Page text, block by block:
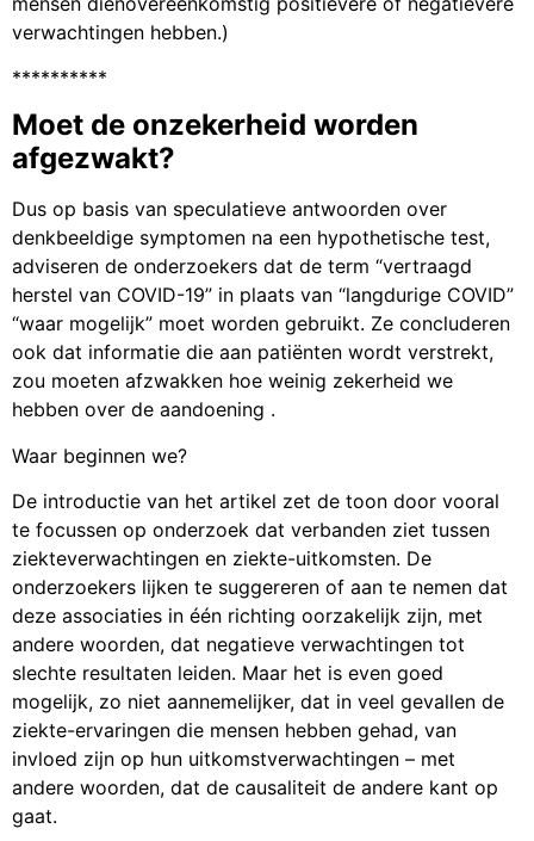
verwachtingen hebben.)
**********
Moet de onzekerheid worden
afgezwakt?
Dus op basis van speculatieve antwoorden over
denkbeeldige symptomen na een hypothetische test,
adviseren de onderzoekers dat de term “vertraagd
herstel van COVID-19” in plaats van “langdurige COVID”
“waar mogelijk” moet worden gebruikt. Ze concluderen
ook dat informatie die aan patiënten wordt verstrekt,
zou moeten afzwakken hoe weinig zekerheid we
hebben over de aandoening .
Waar beginnen we?
De introductie van het artikel zet de toon door vooral
te focussen op onderzoek dat verbanden ziet tussen
ziekteverwachtingen en ziekte-uitkomsten. De
onderzoekers lijken te suggereren of aan te nemen dat
deze associaties in één richting oorzakelijk zijn, met
andere woorden, dat negatieve verwachtingen tot
slechte resultaten leiden. Maar het is even goed
mogelijk, zo niet aannemelijker, dat in veel gevallen de
ziekte-ervaringen die mensen hebben gehad, van
invloed zijn op hun uitkomstverwachtingen – met
andere woorden, dat de causaliteit de andere kant op
gaat.